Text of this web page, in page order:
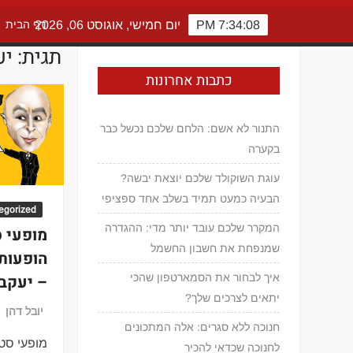
דף הבית 7:34:08 PM יום חמישי, אוגוסט 06, 2026
תגית:
–
יובל דהן
מופעי
כתבות אחרונות
התנור לא אשם: הלחם שלכם נכשל כבר
בקערה
עוגת השוקולד שלכם יוצאת יבשה?
הבעיה כמעט תמיד בשלב אחד ספציפי
המקרר שלכם עובד יותר מדי: ההגדרה
שמנפחת את חשבון החשמל
איך לבחור את הסמארטפון שהכי
יתאים לצרכים שלך?
חנוכה ללא סגרים: אלה המתכונים
לחנוכה שכדאי להכיר